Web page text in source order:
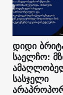
დიდი
საელჩო:
სასჯელი